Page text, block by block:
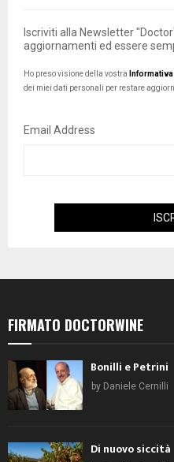
Iscriviti alla Newsletter
aggiornamenti ed essere
Ho preso visione della vostra
dei miei dati personali per restare
Email Address
FIRMATO DOCTORWINE
Bonilli e Petrini
by Daniele Cernilli
Di nuovo siccità